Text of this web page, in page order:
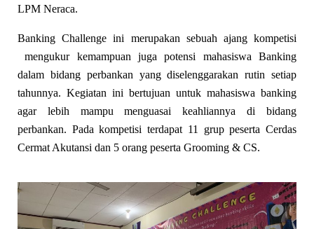
LPM Neraca.
Banking Challenge ini merupakan sebuah ajang kompetisi
mengukur kemampuan juga potensi mahasiswa Banking
dalam bidang perbankan yang diselenggarakan rutin setiap
tahunnya. Kegiatan ini bertujuan untuk mahasiswa banking
agar lebih mampu menguasai keahliannya di bidang
perbankan. Pada kompetisi terdapat 11 grup peserta Cerdas
Cermat Akutansi dan 5 orang peserta Grooming & CS.